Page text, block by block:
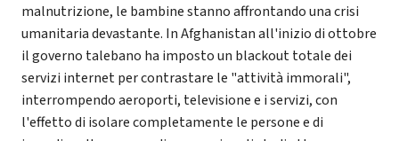
malnutrizione, le bambine stanno affrontando una crisi
umanitaria devastante. In Afghanistan all'inizio di ottobre
il governo talebano ha imposto un blackout totale dei
servizi internet per contrastare le "attività immorali",
interrompendo aeroporti, televisione e i servizi, con
l'effetto di isolare completamente le persone e di